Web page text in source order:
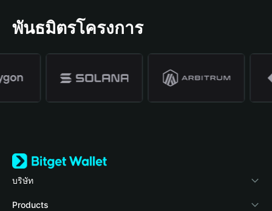
พันธมิตรโครงการ
บริษัท
เกี่ยวกับ Bitget Wallet
Products